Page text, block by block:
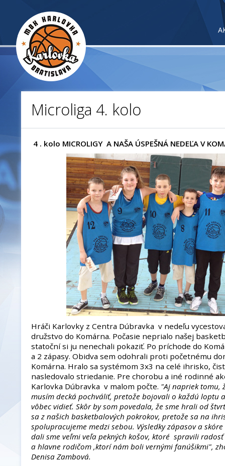
Microliga 4. kolo
4 . kolo MICROLIGY A NAŠA ÚSPEŠNÁ NEDEĽA V
Hráči Karlovky z Centra Dúbravka v nedeľu
družstvo do Komárna. Počasie neprialo našej
statoční si ju nenechali pokaziť. Po príchode do
a 2 zápasy. Obidva sem odohrali proti početnému
Komárna. Hralo sa systémom 3x3 na celé ihrisko,
nasledovalo striedanie. Pre chorobu a iné rodinné
Karlovka Dúbravka v malom počte. "Aj napriek tomu,
musím decká pochváliť, pretože bojovali o každú loptu
vôbec vidieť. Skôr by som povedala, že sme hrali od
sa z našich basketbalových pokrokov, pretože sa na
spolupracujeme medzi sebou. Výsledky zápasov a
dali sme veľmi veľa pekných košov, ktoré spravili
a hlavne rodičom ,ktorí nám boli vernými fanúšikmi",
Denisa Zambová.